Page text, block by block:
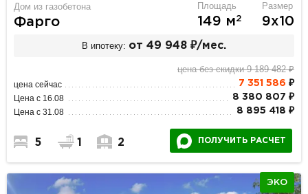
Дом из газобетона
Фарго
Площадь
149 м2
Размер
9х10
В ипотеку: от 49 948 ₽/мес.
цена без скидки 9 189 482 ₽
цена сейчас 7 351 586 ₽
Цена с 16.08 8 380 807 ₽
Цена с 31.08 8 895 418 ₽
5 1 2 ПОЛУЧИТЬ РАСЧЕТ
ЭКО